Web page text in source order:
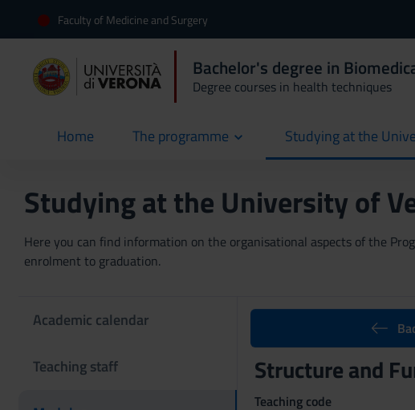
Faculty of Medicine and Surgery
Bachelor's degree in
Degree courses in health techniques
Home
current The programme Studying at the
Studying at the University of
Here you can find information on the organisational aspects of the
enrolment to graduation.
Academic calendar
Teaching staff Structure and
Teaching code